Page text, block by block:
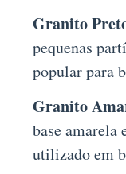
Granito
pequenas
popular para
Granito
base amarela
utilizado em